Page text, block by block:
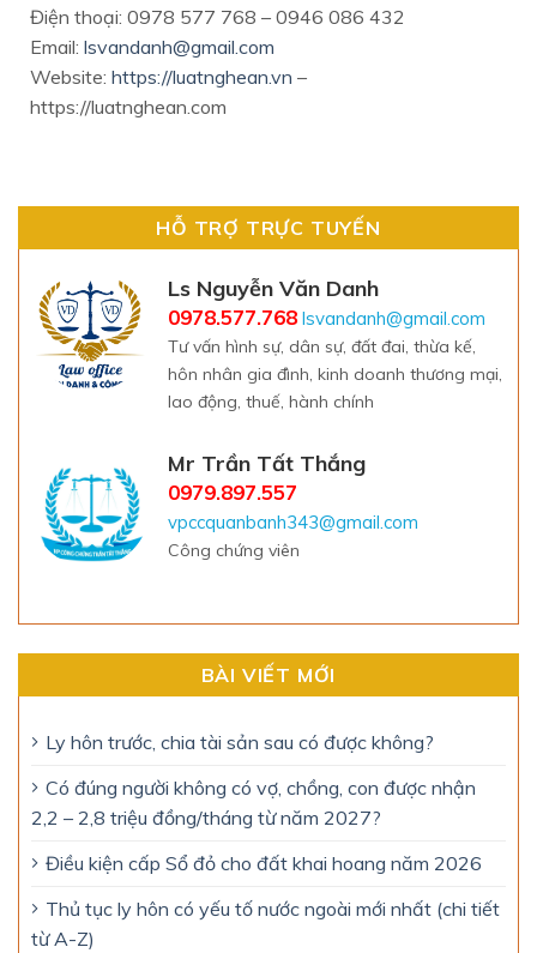
Điện thoại: 0978 577 768 – 0946 086 432
Email: lsvandanh@gmail.com
Website: https://luatnghean.vn –
https://luatnghean.com
HỖ TRỢ TRỰC TUYẾN
Ls Nguyễn Văn Danh
0978.577.768 lsvandanh@gmail.com
Tư vấn hình sự, dân sự, đất đai, thừa kế,
hôn nhân gia đình, kinh doanh thương mại,
lao động, thuế, hành chính
Mr Trần Tất Thắng
0979.897.557
vpccquanbanh343@gmail.com
Công chứng viên
BÀI VIẾT MỚI
Ly hôn trước, chia tài sản sau có được không?
Có đúng người không có vợ, chồng, con được nhận
2,2 – 2,8 triệu đồng/tháng từ năm 2027?
Điều kiện cấp Sổ đỏ cho đất khai hoang năm 2026
Thủ tục ly hôn có yếu tố nước ngoài mới nhất (chi tiết
từ A-Z)